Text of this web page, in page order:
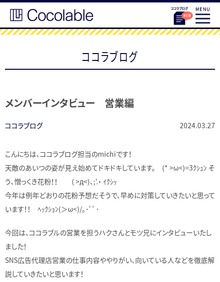
ココラブログ
メンバーインタビュー 営業編
ココラブログ 2024.03.27
こんにちは、ココラブログ担当のmichiです！
天敵のあいつの姿が見え始めてドキドキしています。 (* >ω<)=3ｸｼｭﾝ そ
う、憎っくき花粉！！ ( >д<)、;’.・ ｲｸｼｯ
今年は例年どおりの花粉予想だそうで、早めに対策していきたいと思って
います！！ ﾍｯｸｼｮﾝ(＞ω<)/｡･ﾟﾟ･
今回は、ココラブルの営業を担うハクさんとモツ兄にインタビューいたし
ました！
SNS広告代理店営業の仕事内容ややりがい、向いている人などを徹底解
説していきたいと思います！